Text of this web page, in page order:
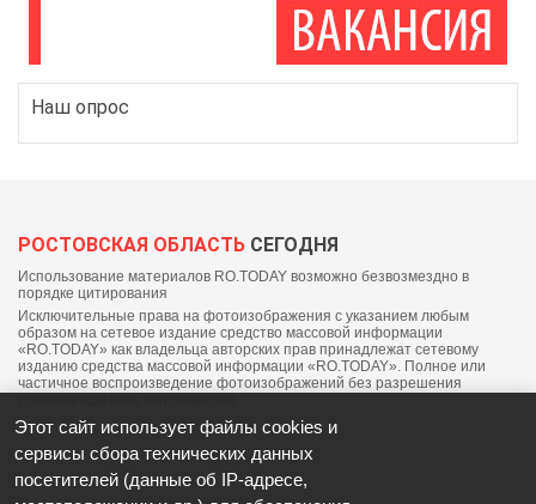
Наш опрос
РОСТОВСКАЯ ОБЛАСТЬ СЕГОДНЯ
Использование материалов RO.TODAY возможно безвозмездно в
порядке цитирования
Исключительные права на фотоизображения с указанием любым
образом на сетевое издание средство массовой информации
«RO.TODAY» как владельца авторских прав принадлежат сетевому
изданию средства массовой информации «RO.TODAY». Полное или
частичное воспроизведение фотоизображений без разрешения
Этот сайт использует файлы cookies и
сервисы сбора технических данных
посетителей (данные об IP-адресе,